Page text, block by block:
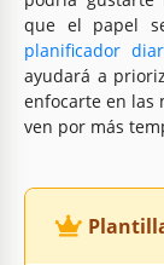
que el papel
planificador
ayudará a
enfocarte en las
ven por más